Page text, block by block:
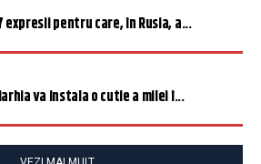
expresii pentru care, în Rusia, a...
va instala o cutie a milei î...